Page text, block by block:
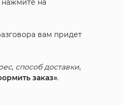
нажмите на
вам придет
, способ доставки,
заказ».